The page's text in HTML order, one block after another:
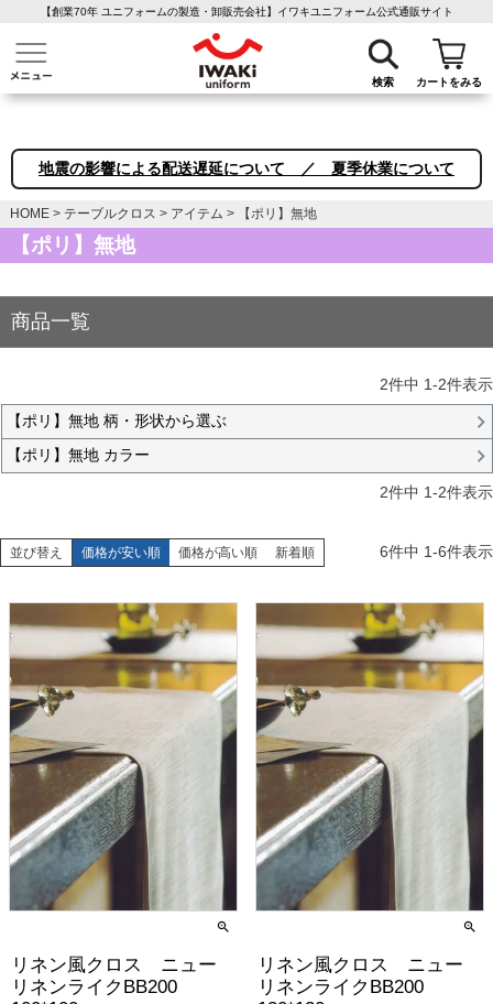
【創業70年 ユニフォームの製造・卸販売会社】イワキユニフォーム公式通販サイト
検索 カートをみる
介護ユニフォーム 作業着・作業服 ファン付き作業着 医療白衣
地震の影響による配送遅延について ／ 夏季休業について
HOME テーブルクロス アイテム 【ポリ】無地
【ポリ】無地
商品一覧
2件中 1-2件表示
【ポリ】無地 柄・形状から選ぶ
【ポリ】無地 カラー
2件中 1-2件表示
並び替え 価格が安い順 価格が高い順 新着順 6件中 1-6件表示
リネン風クロス ニュー
リネンライクBB200
リネン風クロス ニュー
リネンライクBB200